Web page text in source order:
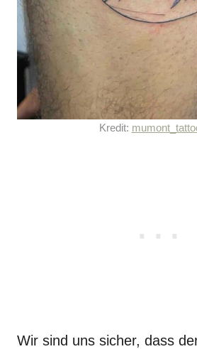
Kredit:
Wir sind uns sicher, dass